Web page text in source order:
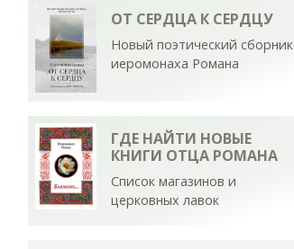
ОТ СЕРДЦА К СЕРДЦУ
Новый поэтический сборник
иеромонаха Романа
ГДЕ НАЙТИ НОВЫЕ
КНИГИ ОТЦА РОМАНА
Список магазинов и
церковных лавок